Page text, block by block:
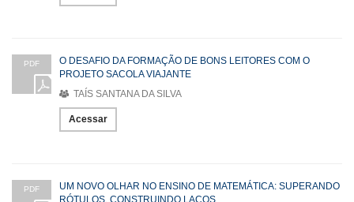
PDF
O DESAFIO DA FORMAÇÃO DE BONS LEITORES COM O
PROJETO SACOLA VIAJANTE
TAÍS SANTANA DA SILVA
Acessar
PDF
UM NOVO OLHAR NO ENSINO DE MATEMÁTICA: SUPERANDO
RÓTULOS, CONSTRUINDO LAÇOS